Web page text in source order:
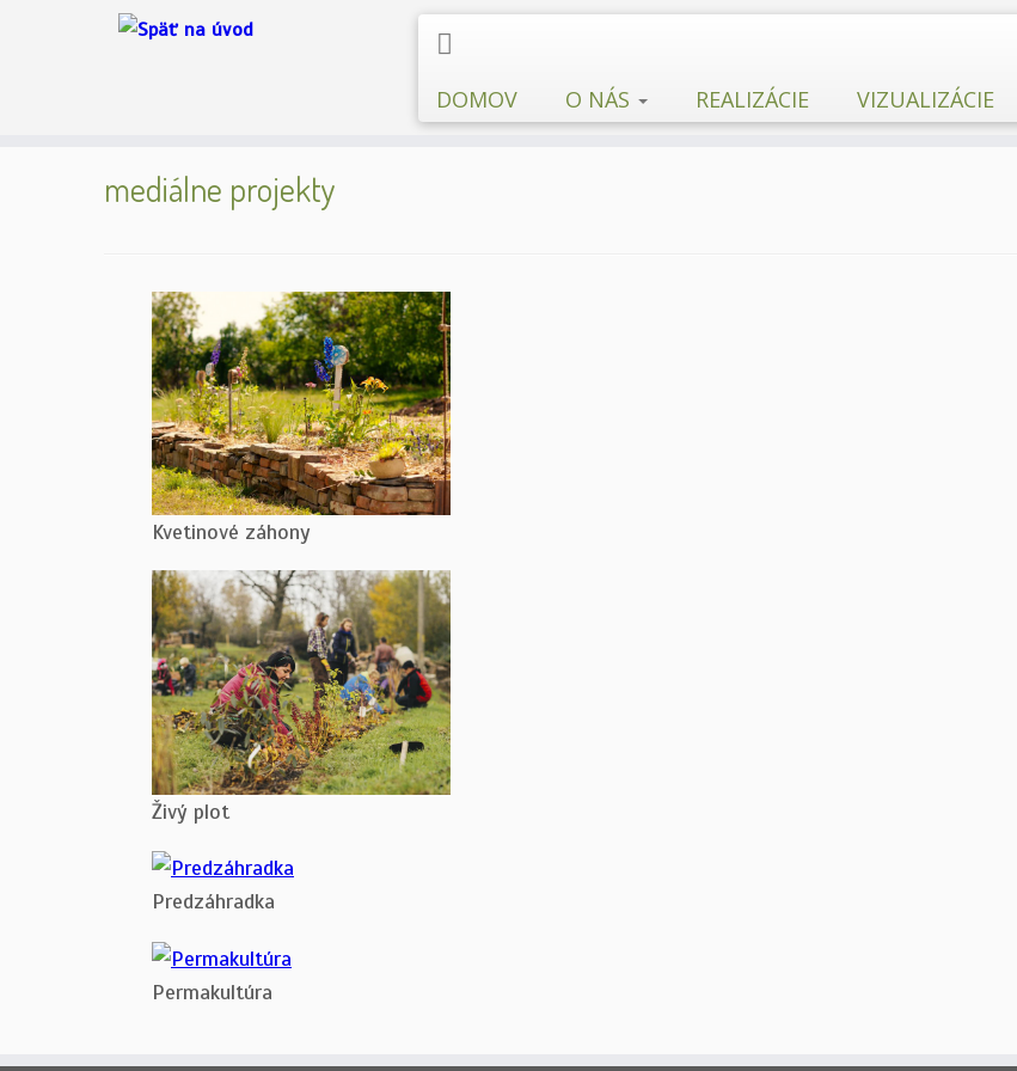
DOMOV O NÁS REALIZÁCIE VIZUALIZÁCIE
mediálne projekty
Kvetinové záhony
Živý plot
Predzáhradka
Permakultúra